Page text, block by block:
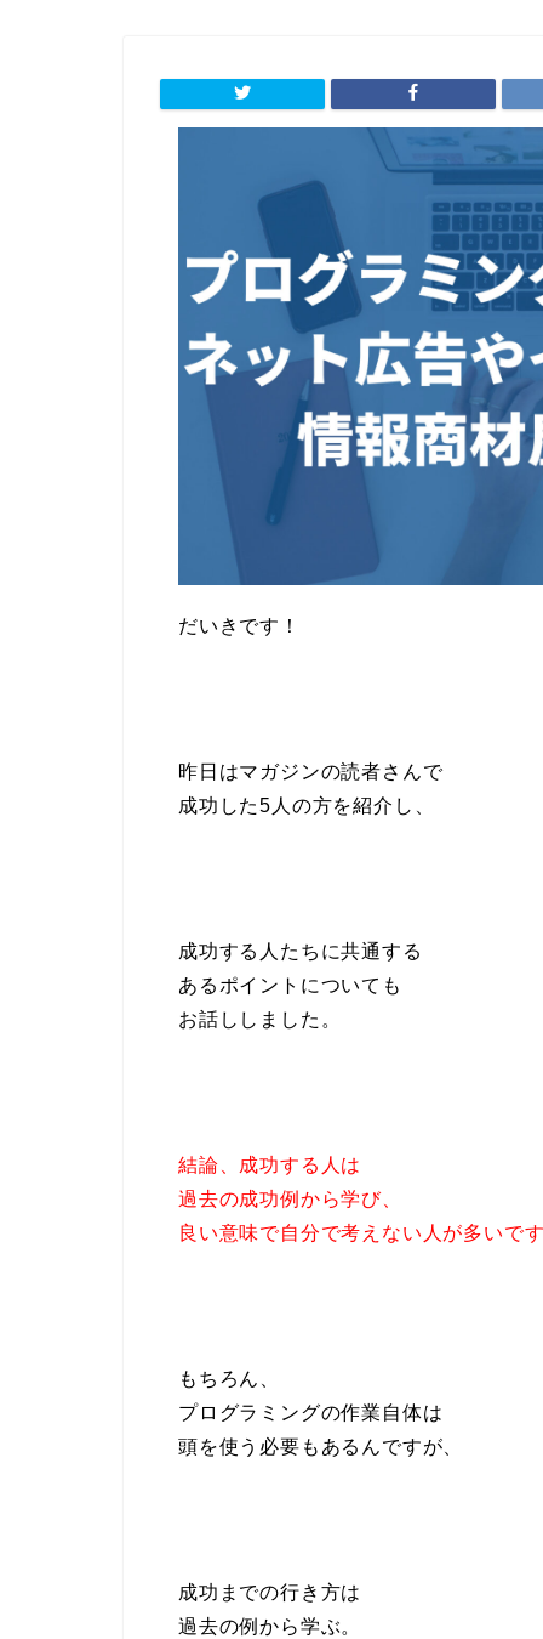
だいきです！
昨日はマガジンの読者さんで
成功した5人の方を紹介し、
成功する人たちに共通する
あるポイントについても
お話ししました。
結論、成功する人は
過去の成功例から学び、
良い意味で自分で考えない人が多いで
もちろん、
プログラミングの作業自体は
頭を使う必要もあるんですが、
成功までの行き方は
過去の例から学ぶ。